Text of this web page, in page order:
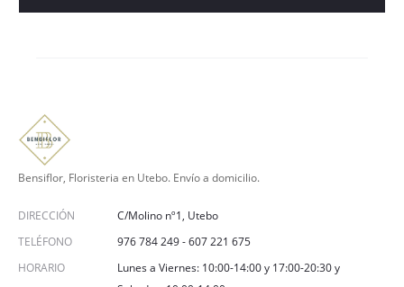
Bensiflor, Floristeria en Utebo. Envío a domicilio.
DIRECCIÓN
C/Molino nº1, Utebo
TELÉFONO
976 784 249-607 221 675
HORARIO
Lunes a Viernes: 10:00-14:00 y 17:00-20:30 y